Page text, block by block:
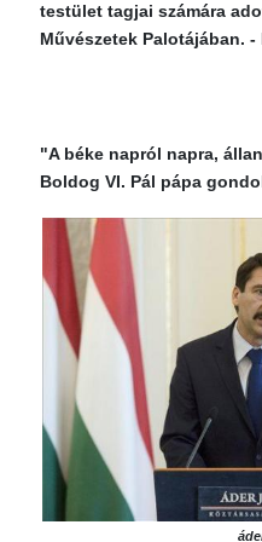
testület tagjai számára
Művészetek Palotájában. -
"A béke napról napra,
Boldog VI. Pál pápa